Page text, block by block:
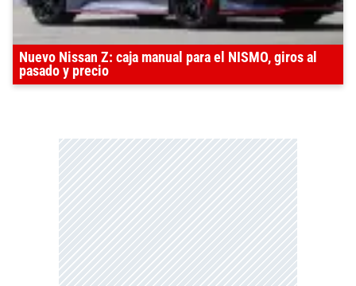
Nuevo Nissan Z: caja manual para el NISMO, giros al
pasado y precio